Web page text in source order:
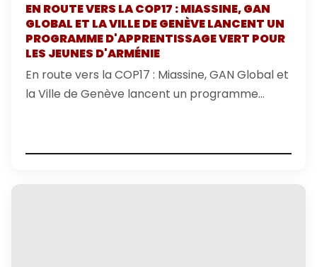
EN ROUTE VERS LA COP17 : MIASSINE, GAN
GLOBAL ET LA VILLE DE GENÈVE LANCENT UN
PROGRAMME D'APPRENTISSAGE VERT POUR
LES JEUNES D'ARMÉNIE
En route vers la COP17 : Miassine, GAN Global et
la Ville de Genève lancent un programme